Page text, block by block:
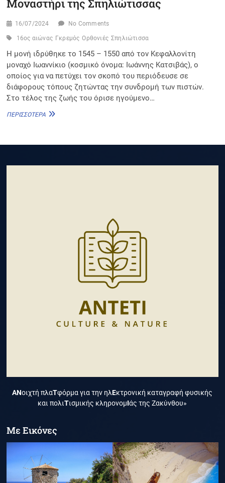
Μοναστήρι της Σπηλιώτισσας
16/07/2024 No Comments
16ος αιώνας Γκρεμός Ορθονιές Σπηλιώτισσα
Η μονή ιδρύθηκε το 1545 – 1550 από τον Κεφαλλονίτη
μοναχό Ιωαννίκιο (κοσμικό όνομα: Ιωάννης Κατσιβάς), ο
οποίος για να πετύχει τον σκοπό του περιόδευσε σε
διάφορους τόπους ζητώντας την συνδρομή των πιστών.
Στο τέλος της ζωής του όρισε ηγούμενο…
ΠΕΡΙΣΣΌΤΕΡΑ ΜΟΝΑΣΤΉΡΙ
ΑΝοιχτή πλαΤφόρμα για την ηλΕκτρονική καταγραφή φυσικής
και πολιΤισμικής κληρονομΙάς της Ζακύνθου»
Με Εικόνες